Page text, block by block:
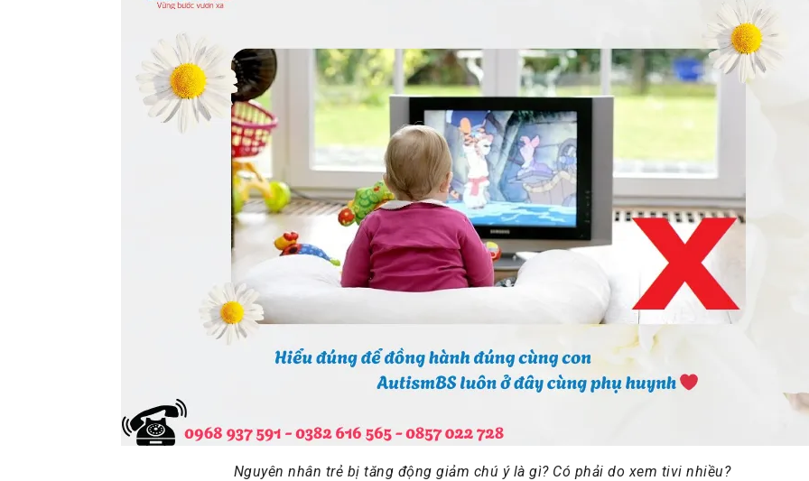
Nguyên nhân trẻ bị tăng động giảm chú ý là gì? Có phải do xem tivi nhiều?